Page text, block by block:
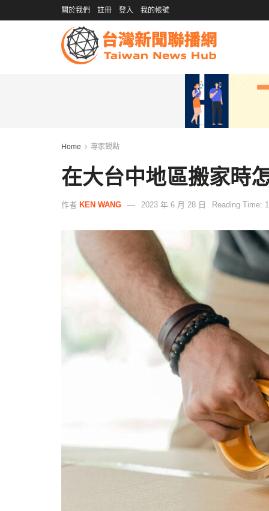
關於我們 註冊 登入 我的帳號
Home 專家觀點
在大台中地區搬家時
作者 KEN WANG 2023 年 6 月 28 日 Reading Time: